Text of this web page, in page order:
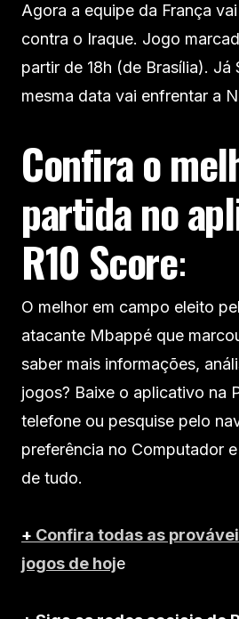
Agora a equipe da França
contra o Iraque. Jogo
partir de 18h (de Brasília). Já
mesma data vai enfrentar a
Confira o
partida no
R10 Score:
O melhor em campo eleito
atacante Mbappé que
saber mais informações,
jogos? Baixe o aplicativo na
telefone ou pesquise pelo
preferência no Computador
de tudo.
+ Confira todas as
jogos de hoje